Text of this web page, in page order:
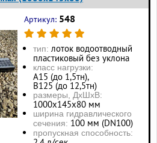
Артикул: 548
тип: лоток водоотводный
пластиковый без уклона
класс нагрузки:
А15 (до 1,5тн),
В125 (до 12,5тн)
размеры, ДхШхВ:
1000х145х80 мм
ширина гидравлического
сечения: 100 мм (DN100)
пропускная способность: